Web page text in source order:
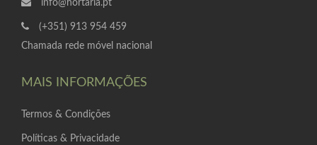
info@hortaria.pt
(+351) 913 954 459
Chamada rede móvel nacional
MAIS INFORMAÇÕES
Termos & Condições
Políticas & Privacidade